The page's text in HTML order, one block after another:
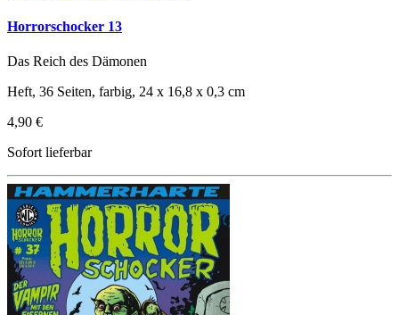
Horrorschocker 13
Das Reich des Dämonen
Heft, 36 Seiten, farbig, 24 x 16,8 x 0,3 cm
4,90 €
Sofort lieferbar